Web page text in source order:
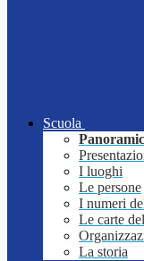
Scuola
I luoghi
Le persone
I numeri
Le carte
La storia